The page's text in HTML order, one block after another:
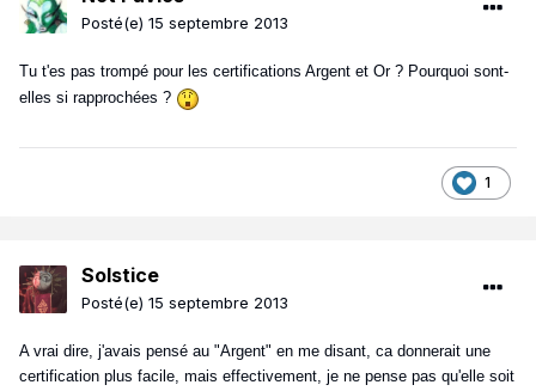
Posté(e) 15 septembre 2013
Tu t'es pas trompé pour les certifications Argent et Or ? Pourquoi sont-
elles si rapprochées ?
1
Solstice
Posté(e) 15 septembre 2013
A vrai dire, j'avais pensé au "Argent" en me disant, ca donnerait une
certification plus facile, mais effectivement, je ne pense pas qu'elle soit